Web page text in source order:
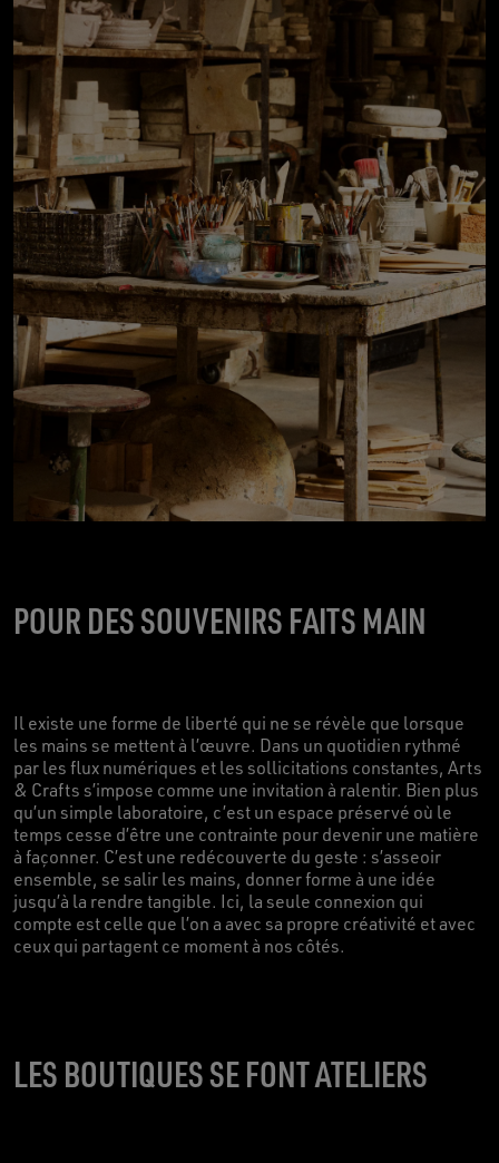
POUR DES SOUVENIRS FAITS MAIN
Il existe une forme de liberté qui ne se révèle que lorsque
les mains se mettent à l’œuvre. Dans un quotidien rythmé
par les flux numériques et les sollicitations constantes, Arts
& Crafts s’impose comme une invitation à ralentir. Bien plus
qu’un simple laboratoire, c’est un espace préservé où le
temps cesse d’être une contrainte pour devenir une matière
à façonner. C’est une redécouverte du geste : s’asseoir
ensemble, se salir les mains, donner forme à une idée
jusqu’à la rendre tangible. Ici, la seule connexion qui
compte est celle que l’on a avec sa propre créativité et avec
ceux qui partagent ce moment à nos côtés.
LES BOUTIQUES SE FONT ATELIERS